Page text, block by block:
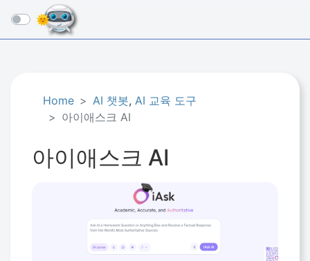
☰
Home AI 챗봇, AI 교육 도구
아이애스크 AI
아이애스크 AI